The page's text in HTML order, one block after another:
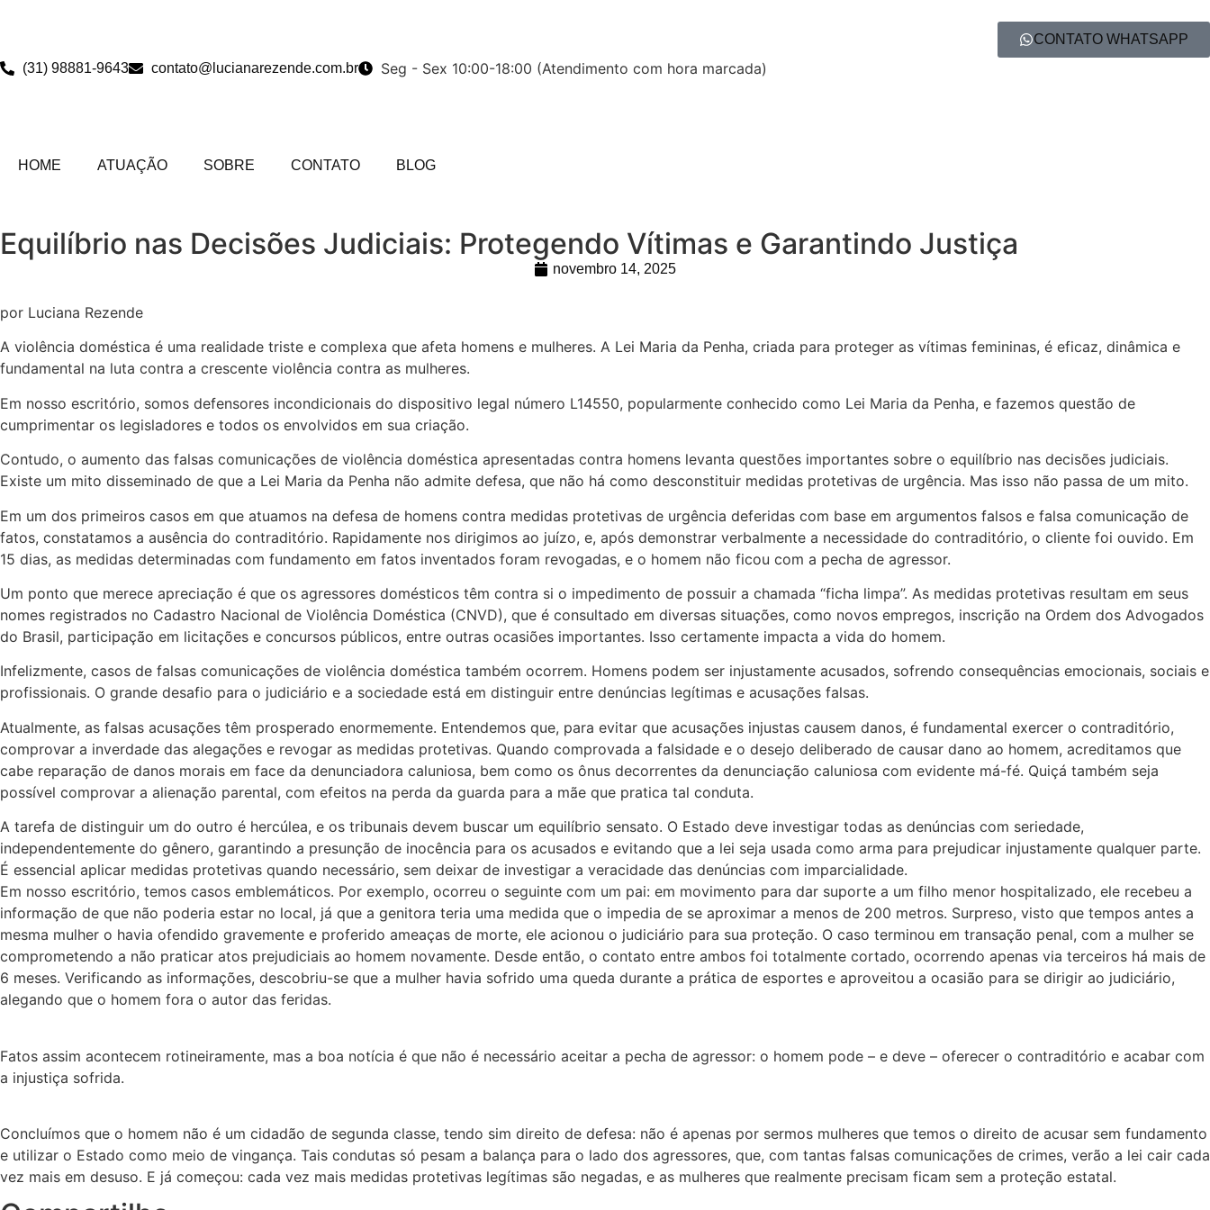
CONTATO WHATSAPP
(31) 98881-9643
contato@lucianarezende.com.br Seg - Sex 10:00-18:00 (Atendimento com hora marcada)
HOME ATUAÇÃO SOBRE CONTATO BLOG
Equilíbrio nas Decisões Judiciais: Protegendo Vítimas e Garantindo Justiça
novembro 14, 2025
por Luciana Rezende
A violência doméstica é uma realidade triste e complexa que afeta homens e mulheres. A Lei Maria da Penha, criada para proteger as vítimas femininas, é eficaz, dinâmica e
fundamental na luta contra a crescente violência contra as mulheres.
Em nosso escritório, somos defensores incondicionais do dispositivo legal número L14550, popularmente conhecido como Lei Maria da Penha, e fazemos questão de
cumprimentar os legisladores e todos os envolvidos em sua criação.
Contudo, o aumento das falsas comunicações de violência doméstica apresentadas contra homens levanta questões importantes sobre o equilíbrio nas decisões judiciais.
Existe um mito disseminado de que a Lei Maria da Penha não admite defesa, que não há como desconstituir medidas protetivas de urgência. Mas isso não passa de um mito.
Em um dos primeiros casos em que atuamos na defesa de homens contra medidas protetivas de urgência deferidas com base em argumentos falsos e falsa comunicação de
fatos, constatamos a ausência do contraditório. Rapidamente nos dirigimos ao juízo, e, após demonstrar verbalmente a necessidade do contraditório, o cliente foi ouvido. Em
15 dias, as medidas determinadas com fundamento em fatos inventados foram revogadas, e o homem não ficou com a pecha de agressor.
Um ponto que merece apreciação é que os agressores domésticos têm contra si o impedimento de possuir a chamada “ficha limpa”. As medidas protetivas resultam em seus
nomes registrados no Cadastro Nacional de Violência Doméstica (CNVD), que é consultado em diversas situações, como novos empregos, inscrição na Ordem dos Advogados
do Brasil, participação em licitações e concursos públicos, entre outras ocasiões importantes. Isso certamente impacta a vida do homem.
Infelizmente, casos de falsas comunicações de violência doméstica também ocorrem. Homens podem ser injustamente acusados, sofrendo consequências emocionais, sociais e
profissionais. O grande desafio para o judiciário e a sociedade está em distinguir entre denúncias legítimas e acusações falsas.
Atualmente, as falsas acusações têm prosperado enormemente. Entendemos que, para evitar que acusações injustas causem danos, é fundamental exercer o contraditório,
comprovar a inverdade das alegações e revogar as medidas protetivas. Quando comprovada a falsidade e o desejo deliberado de causar dano ao homem, acreditamos que
cabe reparação de danos morais em face da denunciadora caluniosa, bem como os ônus decorrentes da denunciação caluniosa com evidente má-fé. Quiçá também seja
possível comprovar a alienação parental, com efeitos na perda da guarda para a mãe que pratica tal conduta.
A tarefa de distinguir um do outro é hercúlea, e os tribunais devem buscar um equilíbrio sensato. O Estado deve investigar todas as denúncias com seriedade,
independentemente do gênero, garantindo a presunção de inocência para os acusados e evitando que a lei seja usada como arma para prejudicar injustamente qualquer parte.
É essencial aplicar medidas protetivas quando necessário, sem deixar de investigar a veracidade das denúncias com imparcialidade.
Em nosso escritório, temos casos emblemáticos. Por exemplo, ocorreu o seguinte com um pai: em movimento para dar suporte a um filho menor hospitalizado, ele recebeu a
informação de que não poderia estar no local, já que a genitora teria uma medida que o impedia de se aproximar a menos de 200 metros. Surpreso, visto que tempos antes a
mesma mulher o havia ofendido gravemente e proferido ameaças de morte, ele acionou o judiciário para sua proteção. O caso terminou em transação penal, com a mulher se
comprometendo a não praticar atos prejudiciais ao homem novamente. Desde então, o contato entre ambos foi totalmente cortado, ocorrendo apenas via terceiros há mais de
6 meses. Verificando as informações, descobriu-se que a mulher havia sofrido uma queda durante a prática de esportes e aproveitou a ocasião para se dirigir ao judiciário,
alegando que o homem fora o autor das feridas.
Fatos assim acontecem rotineiramente, mas a boa notícia é que não é necessário aceitar a pecha de agressor: o homem pode – e deve – oferecer o contraditório e acabar com
a injustiça sofrida.
Concluímos que o homem não é um cidadão de segunda classe, tendo sim direito de defesa: não é apenas por sermos mulheres que temos o direito de acusar sem fundamento
e utilizar o Estado como meio de vingança. Tais condutas só pesam a balança para o lado dos agressores, que, com tantas falsas comunicações de crimes, verão a lei cair cada
vez mais em desuso. E já começou: cada vez mais medidas protetivas legítimas são negadas, e as mulheres que realmente precisam ficam sem a proteção estatal.